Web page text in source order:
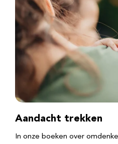
Aandacht trekken
In onze boeken over